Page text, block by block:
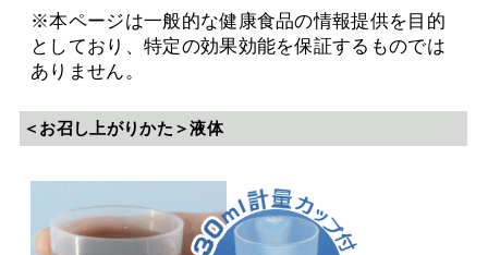
※本ページは一般的な健康食品の情報提供を目的
としており、特定の効果効能を保証するものでは
ありません。
＜お召し上がりかた＞液体